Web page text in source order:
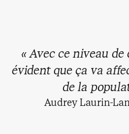
« Avec ce niveau de
évident que ça va
de la
Audrey Laurin-